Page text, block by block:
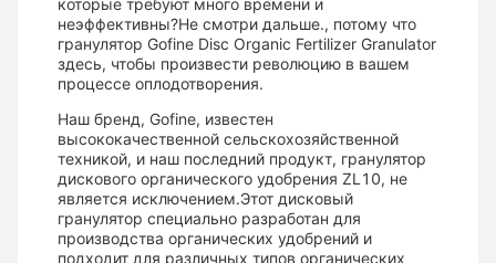
которые требуют много времени и
неэффективны?Не смотри дальше., потому что
гранулятор Gofine Disc Organic Fertilizer Granulator
здесь, чтобы произвести революцию в вашем
процессе оплодотворения.
Наш бренд, Gofine, известен
высококачественной сельскохозяйственной
техникой, и наш последний продукт, гранулятор
дискового органического удобрения ZL10, не
является исключением.Этот дисковый
гранулятор специально разработан для
производства органических удобрений и
подходит для различных типов органических